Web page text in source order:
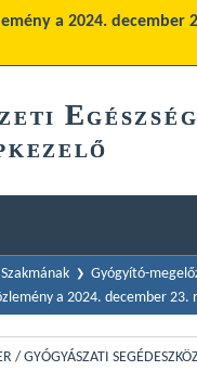
a 2024.
E
Szakmának Gyógyító-
a 2024. december
/ GYÓGYÁSZATI